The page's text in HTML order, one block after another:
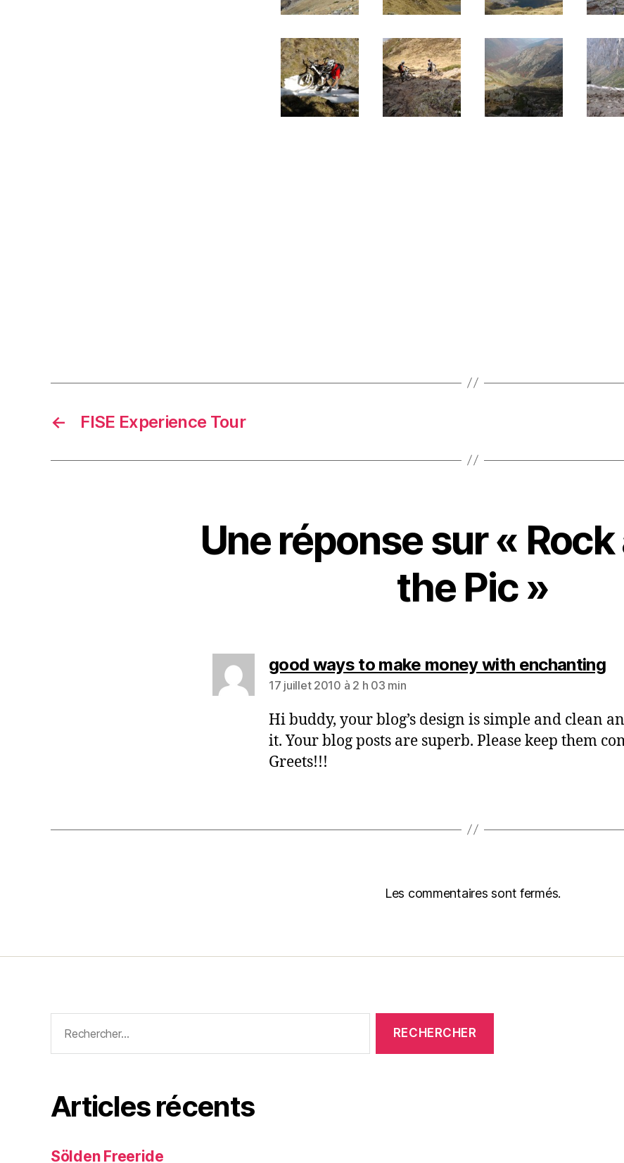
← FISE Experience Tour
Une réponse sur «
the Pic »
good ways to make money with enchantingdit :
17 juillet 2010 à 2 h 03 min
Hi buddy, your blog’s design is simple and clean
it. Your blog posts are superb. Please keep them
Greets!!!
Les commentaires sont fermés.
Articles récents
Sölden Freeride